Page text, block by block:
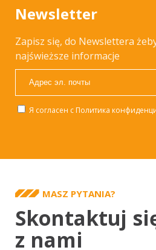
Newsletter
Zapisz się, do Newslettera
najświeższe informacje
Я согласен с Политика
MASZ PYTANIA?
Skontaktuj
z nami